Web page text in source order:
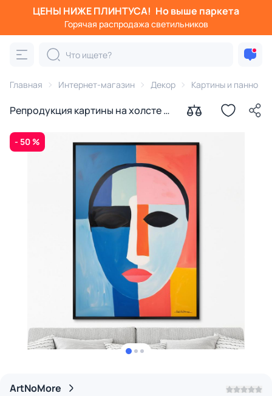
ЦЕНЫ НИЖЕ ПЛИНТУСА! Но выше паркета
Горячая распродажа светильников
Главная Интернет-магазин Декор Картины и панно
Репродукция картины на холсте В
- 50 %
ArtNoMore